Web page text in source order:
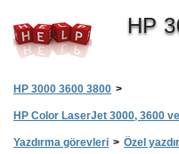
HP
HP 3000 3600 3800 >
HP Color LaserJet 3000, 3600
Yazdırma görevleri > Özel